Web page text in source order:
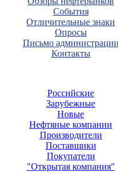
События
Отличительные знаки
Опросы
Письмо администрации
Контакты
Российские
Зарубежные
Новые
Нефтяные компании
Производители
Поставщики
Покупатели
"Открытая компания"